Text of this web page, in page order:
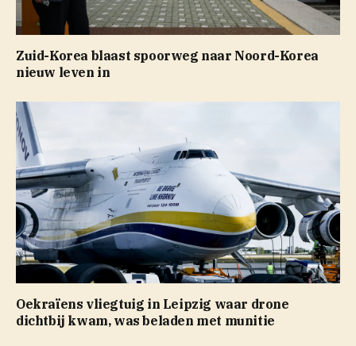
Zuid-Korea blaast spoorweg naar Noord-Korea
nieuw leven in
Oekraïens vliegtuig in Leipzig waar drone
dichtbij kwam, was beladen met munitie